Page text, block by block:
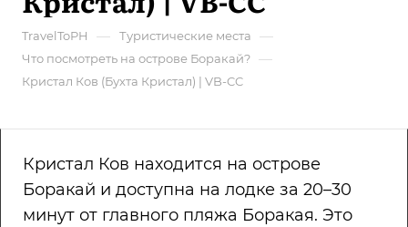
TravelToPH — Туристические места —
Что посмотреть на острове Боракай? —
Кристал Ков (Бухта Кристал) | VB-CC
Кристал Ков находится на острове
Боракай и доступна на лодке за 20–30
минут от главного пляжа Боракая. Это